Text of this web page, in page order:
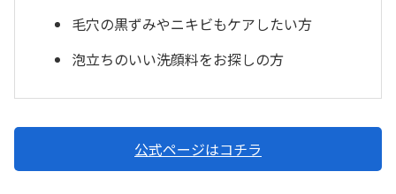
毛穴の黒ずみやニキビもケアしたい方
泡立ちのいい洗顔料をお探しの方
公式ページはコチラ